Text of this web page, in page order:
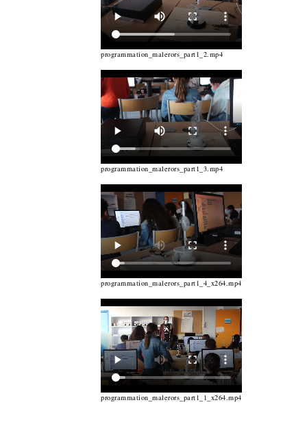
programmation_malerors_part1_2.mp4
programmation_malerors_part1_3.mp4
programmation_malerors_part1_4_x264.mp4
programmation_malerors_part1_1_x264.mp4